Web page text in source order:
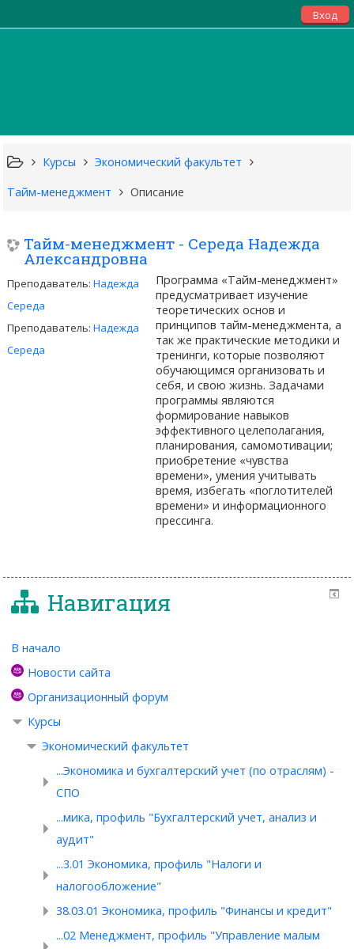
Вход
Курсы
Экономический факультет
Тайм-менеджмент
Описание
Тайм-менеджмент - Середа Надежда
Александровна
Программа «Тайм-менеджмент»
предусматривает изучение
теоретических основ и
принципов тайм-менеджмента, а
так же практические методики и
тренинги, которые позволяют
обучающимся организовать и
себя, и свою жизнь. Задачами
программы являются
формирование навыков
эффективного целеполагания,
планирования, самомотивации;
приобретение «чувства
времени», умения учитывать
время, избегать «поглотителей
времени» и информационного
прессинга.
Преподаватель:Надежда
Середа
Преподаватель:Надежда
Середа
Навигация
В начало
Новости сайта
Организационный форум
Курсы
Экономический факультет
...Экономика и бухгалтерский учет (по отраслям) -
СПО
...мика, профиль "Бухгалтерский учет, анализ и
аудит"
...3.01 Экономика, профиль "Налоги и
налогообложение"
38.03.01 Экономика, профиль "Финансы и кредит"
...02 Менеджмент, профиль "Управление малым